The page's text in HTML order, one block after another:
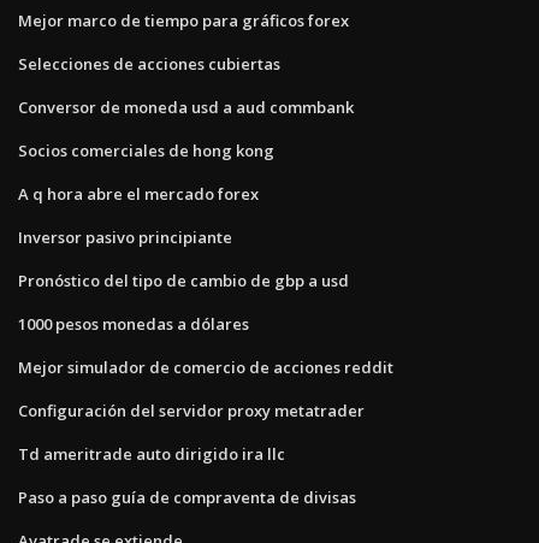
Mejor marco de tiempo para gráficos forex
Selecciones de acciones cubiertas
Conversor de moneda usd a aud commbank
Socios comerciales de hong kong
A q hora abre el mercado forex
Inversor pasivo principiante
Pronóstico del tipo de cambio de gbp a usd
1000 pesos monedas a dólares
Mejor simulador de comercio de acciones reddit
Configuración del servidor proxy metatrader
Td ameritrade auto dirigido ira llc
Paso a paso guía de compraventa de divisas